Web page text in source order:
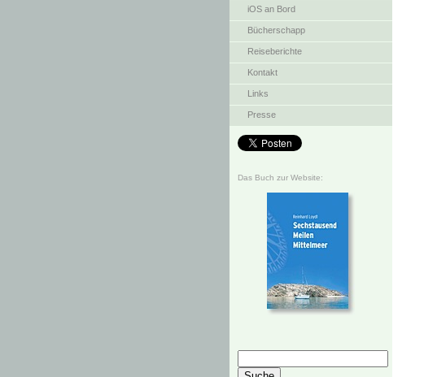
iOS an Bord
Bücherschapp
Reiseberichte
Kontakt
Links
Presse
Das Buch zur Website: